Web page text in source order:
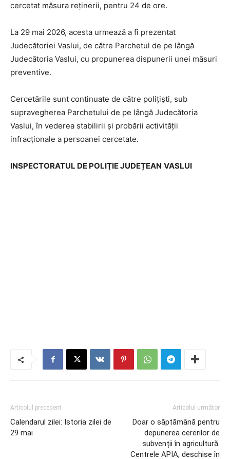
cercetat măsura reținerii, pentru 24 de ore.
La 29 mai 2026, acesta urmează a fi prezentat
Judecătoriei Vaslui, de către Parchetul de pe lângă
Judecătoria Vaslui, cu propunerea dispunerii unei măsuri
preventive.
Cercetările sunt continuate de către polițiști, sub
supravegherea Parchetului de pe lângă Judecătoria
Vaslui, în vederea stabilirii și probării activității
infracționale a persoanei cercetate.
INSPECTORATUL DE POLIŢIE JUDEȚEAN VASLUI
Articolul precedent
Calendarul zilei: Istoria zilei de
29 mai
Articolul următor
Doar o săptămână pentru
depunerea cererilor de
subvenții în agricultură.
Centrele APIA, deschise în